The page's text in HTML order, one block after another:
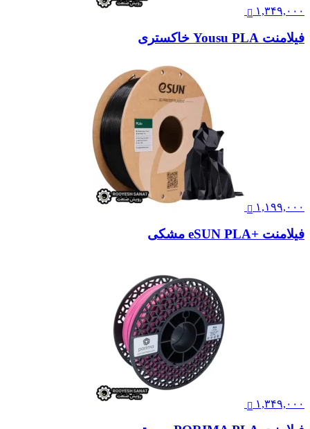
۱,۳۴۹,۰۰۰
فیلامنت Yousu PLA خاکستری
۱,۱۹۹,۰۰۰
فیلامنت +eSUN PLA مشکی
۱,۳۴۹,۰۰۰